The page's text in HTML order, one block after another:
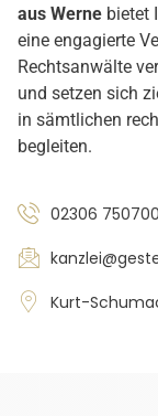
aus Werne bietet
eine engagierte
Rechtsanwälte
und setzen sich
in sämtlichen
begleiten.
02306 750700
Kurt-